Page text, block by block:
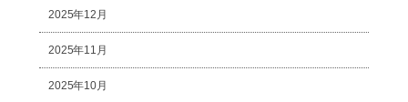
2025年12月
2025年11月
2025年10月